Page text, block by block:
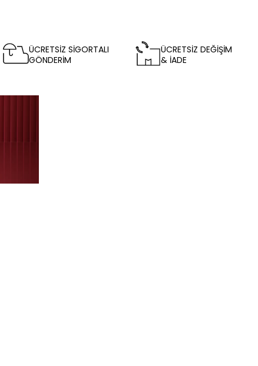
ÜCRETSİZ SİGORTALI
GÖNDERİM
ÜCRETSİZ DEĞİŞİM
& İADE